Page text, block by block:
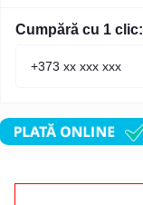
Cumpără cu 1 clic: